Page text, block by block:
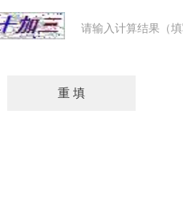
请输入计算结果（